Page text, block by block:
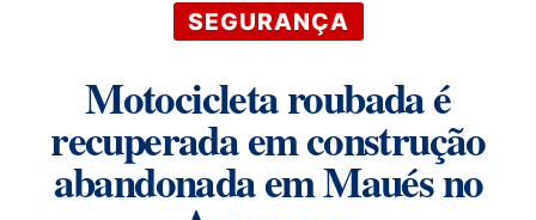
SEGURANÇA
Motocicleta roubada é
recuperada em construção
abandonada em Maués no